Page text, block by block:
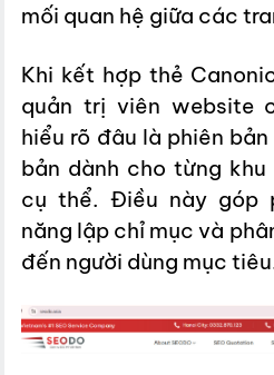
mối quan hệ giữa các
Khi kết hợp thẻ
quản trị viên website
hiểu rõ đâu là phiên
bản dành cho từng
cụ thể. Điều này góp
năng lập chỉ mục và
đến người dùng mục